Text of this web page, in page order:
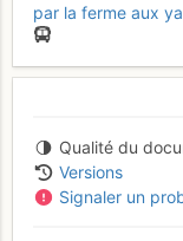
par la ferme aux
Qualité du
Versions
Signaler un